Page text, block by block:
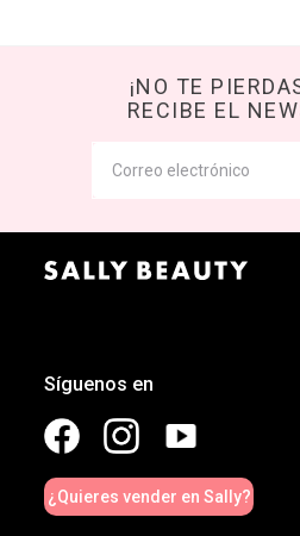
¡NO TE
RECIBE EL
Síguenos en
¿Quieres vender en Sally?